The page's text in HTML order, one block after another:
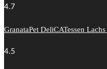
4.7
GranataPet DeliCATessen
4.5